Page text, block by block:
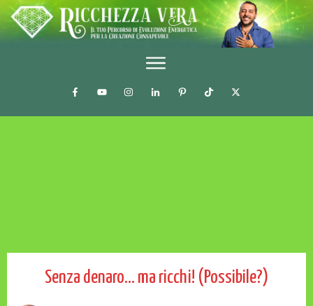
Senza denaro… ma ricchi! (Possibile?)